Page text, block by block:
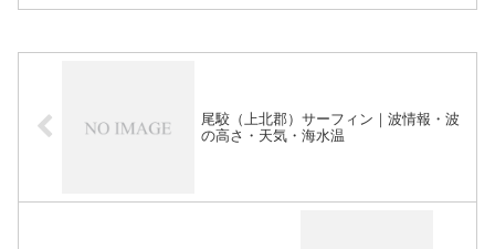
尾駮（上北郡）サーフィン｜波情報・波
の高さ・天気・海水温